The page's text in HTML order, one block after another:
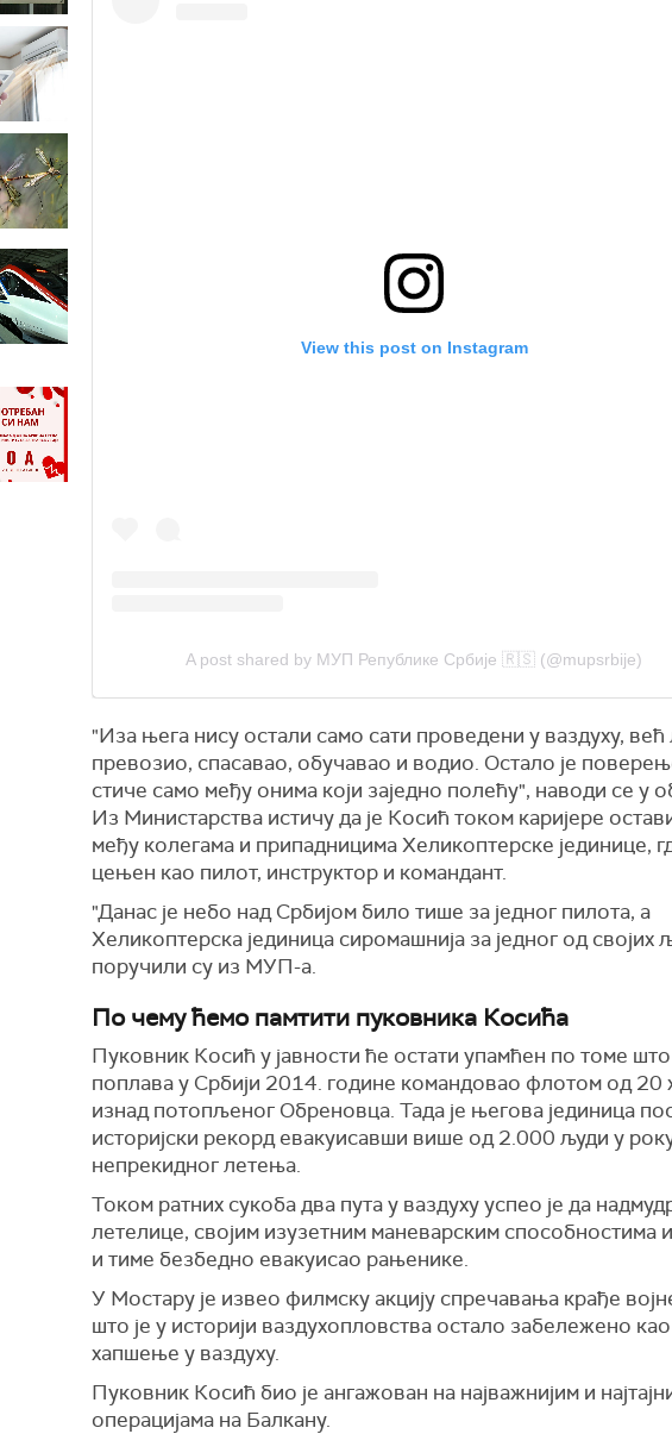
View this post on Instagram
A post shared by МУП Републике Србије 🇷🇸 (@mupsrbije)
"Иза њега нису остали само сати проведени у ваздуху, већ
превозио, спасавао, обучавао и водио. Остало је
стиче само међу онима који заједно полећу", наводи се у
Из Министарства истичу да је Косић током каријере
међу колегама и припадницима Хеликоптерске јединице,
цењен као пилот, инструктор и командант.
"Данас је небо над Србијом било тише за једног пилота, а
Хеликоптерска јединица сиромашнија за једног од својих
поручили су из МУП-а.
По чему ћемо памтити пуковника Косића
Пуковник Косић у јавности ће остати упамћен по томе што
поплава у Србији 2014. године командовао флотом од 20
изнад потопљеног Обреновца. Тада је његова јединица
историјски рекорд евакуисавши више од 2.000 људи у
непрекидног летења.
Током ратних сукоба два пута у ваздуху успео је да
летелице, својим изузетним маневарским способностима
и тиме безбедно евакуисао рањенике.
У Мостару је извео филмску акцију спречавања крађе
што је у историји ваздухопловства остало забележено
хапшење у ваздуху.
Пуковник Косић био је ангажован на најважнијим и
операцијама на Балкану.